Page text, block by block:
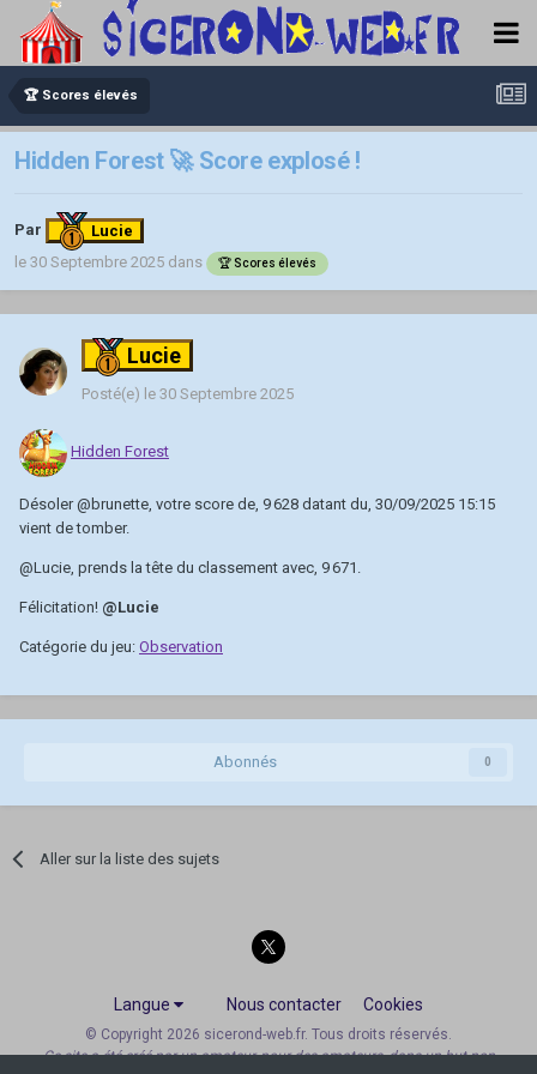
🏆 Scores élevés
Hidden Forest 🚀 Score explosé !
Par
Lucie
le 30 Septembre 2025 dans 🏆 Scores élevés
Lucie
Posté(e) le 30 Septembre 2025
Hidden Forest
Désoler@brunette , votre score de, 9 628 datant du, 30/09/2025 15:15
vient de tomber.
@Lucie , prends la tête du classement avec, 9 671.
Félicitation! @Lucie
Catégorie du jeu: Observation
Abonnés 0
Aller sur la liste des sujets
Langue Nous contacter Cookies
© Copyright 2026 sicerond-web.fr. Tous droits réservés.
Ce site a été créé par un amateur, pour des amateurs, dans un but non